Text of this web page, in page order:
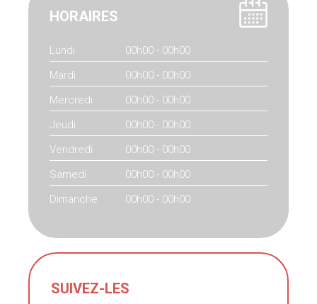
HORAIRES
Lundi
00h00 - 00h00
Mardi
00h00 - 00h00
Mercredi
00h00 - 00h00
Jeudi
00h00 - 00h00
Vendredi
00h00 - 00h00
Samedi
00h00 - 00h00
Dimanche
00h00 - 00h00
SUIVEZ-LES